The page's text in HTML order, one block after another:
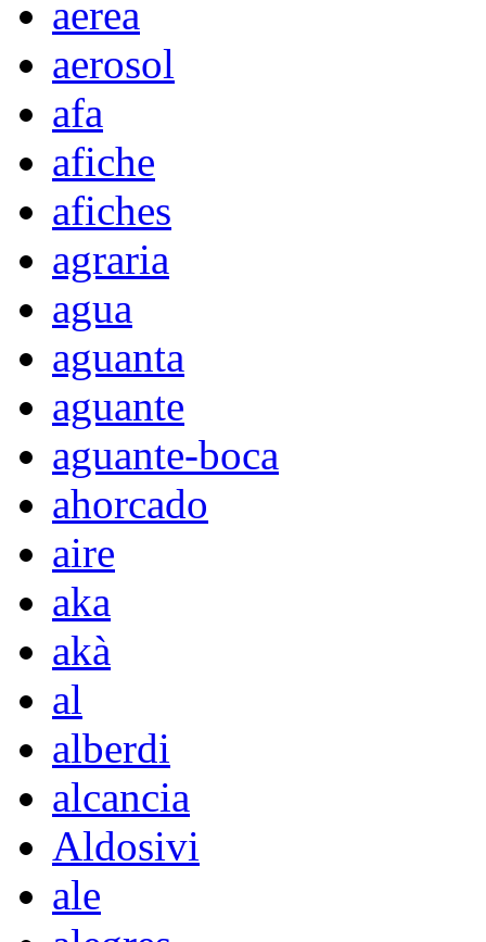
aerea
aerosol
afa
afiche
afiches
agraria
agua
aguanta
aguante
aguante-boca
ahorcado
aire
aka
akà
al
alberdi
alcancia
Aldosivi
ale